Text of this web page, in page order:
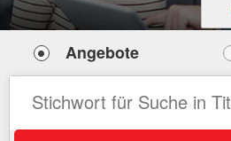
Angebote